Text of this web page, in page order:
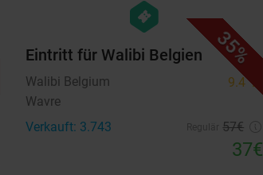
35%
hexagon
events
Eintritt für Walibi Belgien
Walibi Belgium 9.4star
Wavre
Verkauft: 3.743
57€
37€